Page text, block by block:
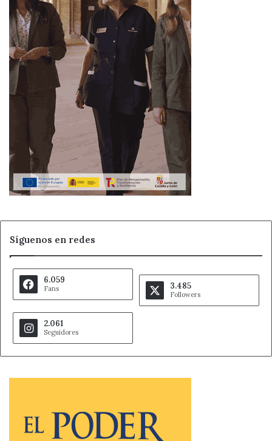
Síguenos en redes
6.059
Fans 3.485
Followers
2.061
Seguidores